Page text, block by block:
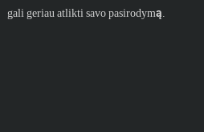
gali geriau atlikti savo pasirodymą.